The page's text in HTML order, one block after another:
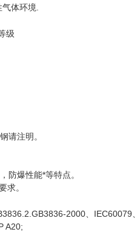
体环境.
级
请注明。
防爆性能*等特点。
求。
2000、IEC60079
A20;